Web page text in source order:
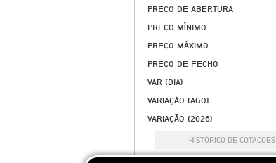
PREÇO DE ABERTURA
PREÇO MÍNIMO
PREÇO MÁXIMO
PREÇO DE FECHO
VAR (DIA)
VARIAÇÃO (AGO)
VARIAÇÃO (2026)
HISTÓRICO DE COTAÇÕES